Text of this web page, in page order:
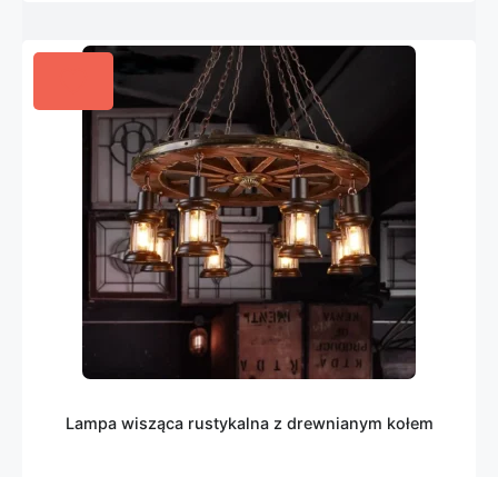
Lampa wisząca rustykalna z drewnianym kołem